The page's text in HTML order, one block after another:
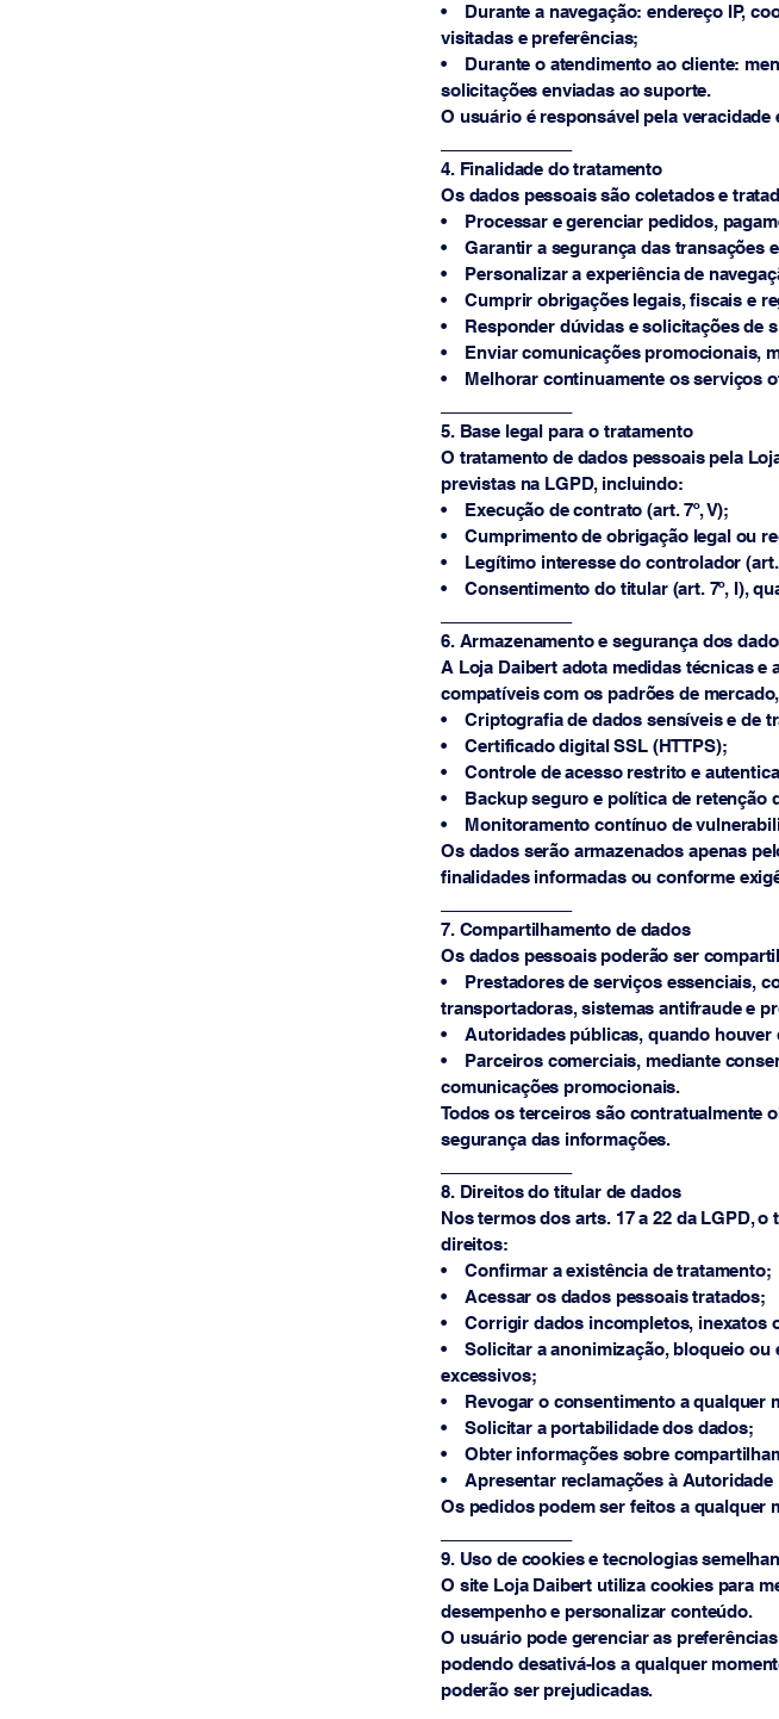
• Durante a navegação: endereço IP,
visitadas e preferências;
• Durante o atendimento ao cliente:
solicitações enviadas ao suporte.
O usuário é responsável pela
4. Finalidade do tratamento
Os dados pessoais são coletados e
• Processar e gerenciar pedidos,
• Garantir a segurança das transações
• Personalizar a experiência de
• Cumprir obrigações legais, fiscais e
• Responder dúvidas e solicitações de
• Enviar comunicações promocionais,
• Melhorar continuamente os serviços
5. Base legal para o tratamento
O tratamento de dados pessoais pela
previstas na LGPD, incluindo:
• Execução de contrato (art. 7º, V);
• Cumprimento de obrigação legal ou
• Legítimo interesse do controlador (art.
• Consentimento do titular (art. 7º, I),
6. Armazenamento e segurança dos
A Loja Daibert adota medidas técnicas
compatíveis com os padrões de
• Criptografia de dados sensíveis e de
• Certificado digital SSL (HTTPS);
• Controle de acesso restrito e
• Backup seguro e política de retenção
• Monitoramento contínuo de
Os dados serão armazenados apenas
finalidades informadas ou conforme
7. Compartilhamento de dados
Os dados pessoais poderão ser
• Prestadores de serviços essenciais,
transportadoras, sistemas antifraude e
• Autoridades públicas, quando houver
• Parceiros comerciais, mediante
comunicações promocionais.
Todos os terceiros são contratualmente
segurança das informações.
8. Direitos do titular de dados
Nos termos dos arts. 17 a 22 da LGPD,
direitos:
• Confirmar a existência de tratamento;
• Acessar os dados pessoais tratados;
• Corrigir dados incompletos, inexatos
• Solicitar a anonimização, bloqueio ou
excessivos;
• Revogar o consentimento a qualquer
• Solicitar a portabilidade dos dados;
• Obter informações sobre
• Apresentar reclamações à Autoridade
Os pedidos podem ser feitos a qualquer
9. Uso de cookies e tecnologias
O site Loja Daibert utiliza cookies para
desempenho e personalizar conteúdo.
O usuário pode gerenciar as
podendo desativá-los a qualquer
poderão ser prejudicadas.